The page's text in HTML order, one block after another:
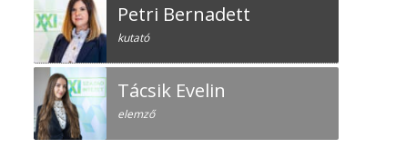
Petri Bernadett
kutató
Tácsik Evelin
elemző